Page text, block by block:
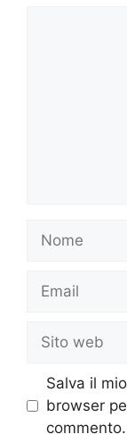
Nome
Email
Sito
web
Salva il
browser
commento.